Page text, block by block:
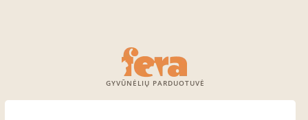
GYVŪNĖLIŲ PARDUOTUVĖ